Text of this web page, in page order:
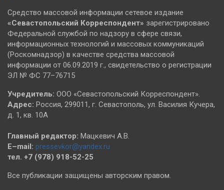
Средство массовой информации сетевое издание
«Севастопольский Корреспондент» зарегистрировано
Федеральной службой по надзору в сфере связи,
информационных технологий и массовых коммуникаций
(Роскомнадзор) в качестве средства массовой
информации от 06.09.2019 г., свидетельство о регистрации
ЭЛ № ФС 77–76715
Учредитель: ООО «Севастопольский Корреспондент».
Адрес: Россия, 299011, г. Севастополь, ул. Василия Кучера,
д. 1, кв. 10А
Главный редактор: Мацкевич А.В.
E–mail: pressevkor@yandex.ru
тел. +7 (978) 918-52-25
Все публикации защищены авторским правом.